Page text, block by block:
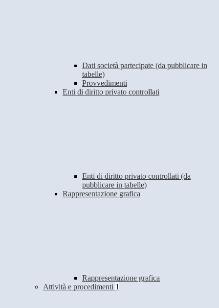
Dati società partecipate (da pubblicare in
tabelle)
Provvedimenti
Enti di diritto privato controllati
Enti di diritto privato controllati (da
pubblicare in tabelle)
Rappresentazione grafica
Rappresentazione grafica
Attività e procedimenti 1